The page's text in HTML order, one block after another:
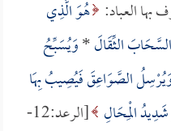
العباد: هُوَ الَّذِي
الثِّقَالَ*وَيُسَبِّحُ
الصَّوَاعِقَ فَيُصِيبُ بِهَا
الْمِحَالِ
[الرعد:12-